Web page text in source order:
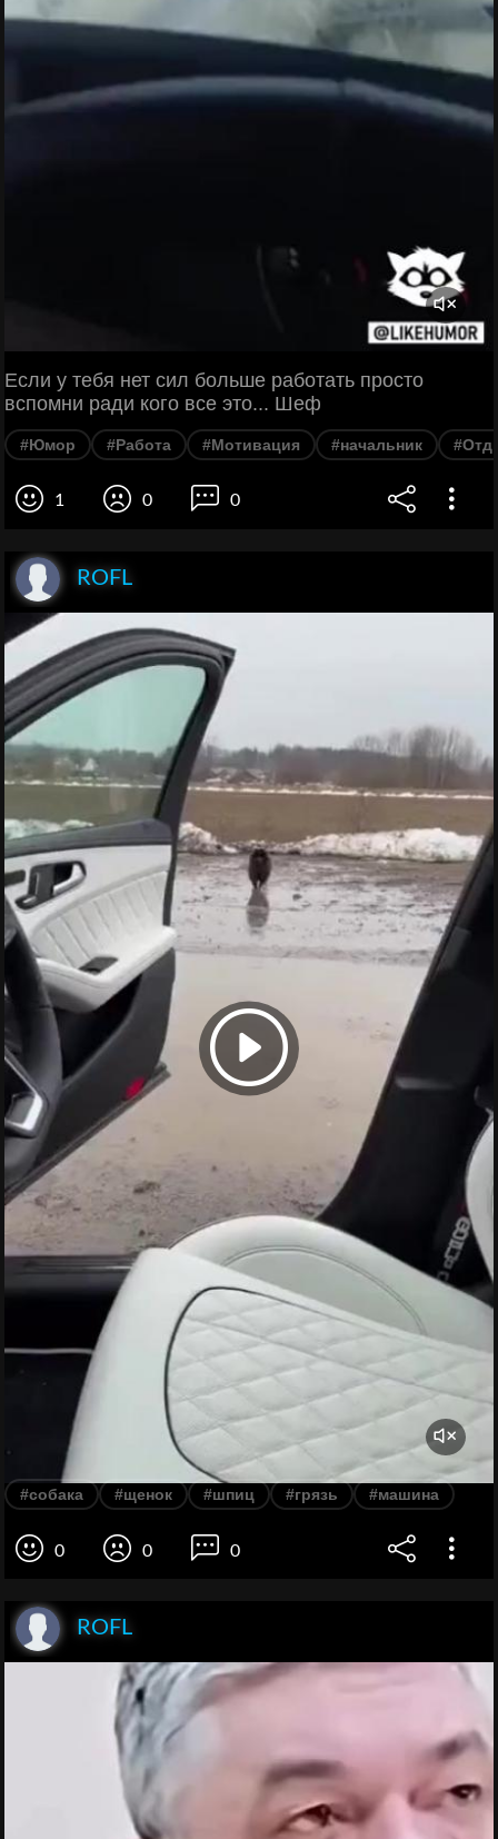
Если у тебя нет сил больше работать просто
вспомни ради кого все это... Шеф
#Юмор #Работа #Мотивация #начальник
1 0 0
ROFL
#собака #щенок #шпиц #грязь #машина
0 0 0
ROFL